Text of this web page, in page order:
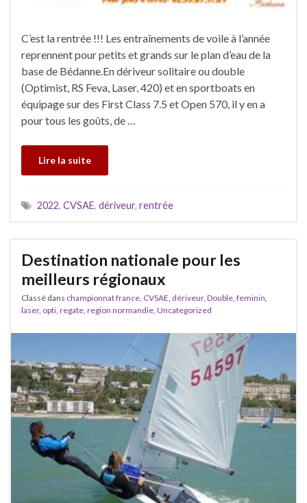
C’est la rentrée !!! Les entraînements de voile à l’année
reprennent pour petits et grands sur le plan d’eau de la
base de Bédanne.En dériveur solitaire ou double
(Optimist, RS Feva, Laser, 420) et en sportboats en
équipage sur des First Class 7.5 et Open 570, il y en a
pour tous les goûts, de …
Lire la suite
2022, CVSAE, dériveur, rentrée
Destination nationale pour les
meilleurs régionaux
Classé dans championnat france, CVSAE, dériveur, Double, feminin,
laser, opti, regate, region normandie, Uncategorized